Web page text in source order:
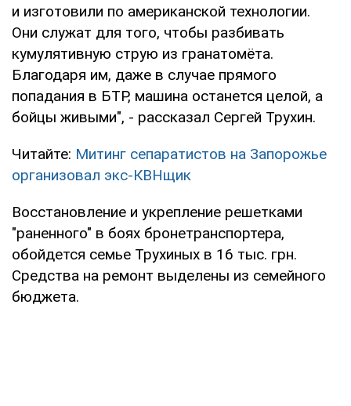
и изготовили по американской технологии.
Они служат для того, чтобы разбивать
кумулятивную струю из гранатомёта.
Благодаря им, даже в случае прямого
попадания в БТР, машина останется целой, а
бойцы живыми", - рассказал Сергей Трухин.
Читайте: Митинг сепаратистов на Запорожье
организовал экс-КВНщик
Восстановление и укрепление решетками
"раненного" в боях бронетранспортера,
обойдется семье Трухиных в 16 тыс. грн.
Средства на ремонт выделены из семейного
бюджета.